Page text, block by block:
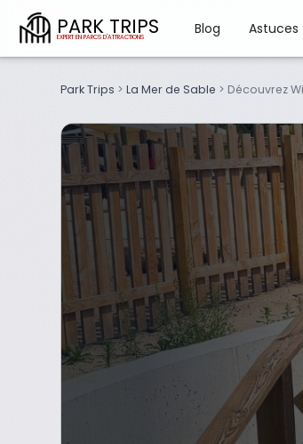
PARK TRIPS Blog Astuces
Park Trips > La Mer de Sable > Découvrez